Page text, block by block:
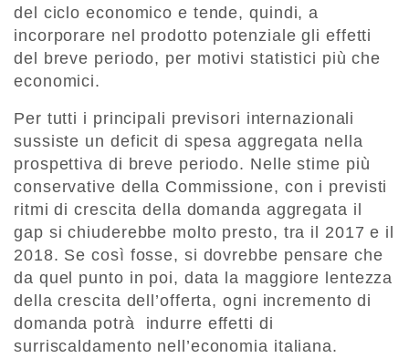
del ciclo economico e tende, quindi, a
incorporare nel prodotto potenziale gli effetti
del breve periodo, per motivi statistici più che
economici.
Per tutti i principali previsori internazionali
sussiste un deficit di spesa aggregata nella
prospettiva di breve periodo. Nelle stime più
conservative della Commissione, con i previsti
ritmi di crescita della domanda aggregata il
gap si chiuderebbe molto presto, tra il 2017 e il
2018. Se così fosse, si dovrebbe pensare che
da quel punto in poi, data la maggiore lentezza
della crescita dell’offerta, ogni incremento di
domanda potrà indurre effetti di
surriscaldamento nell’economia italiana.